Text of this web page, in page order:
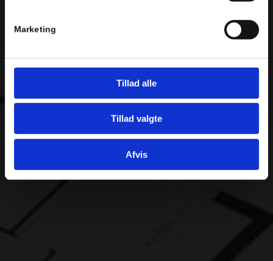
Marketing
Tillad alle
Tillad valgte
Afvis